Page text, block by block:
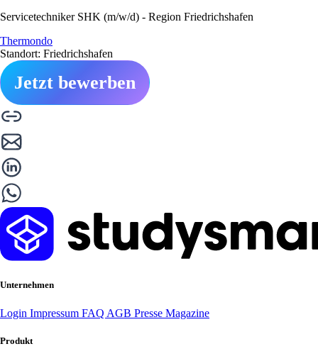
Servicetechniker SHK (m/w/d) - Region Friedrichshafen
Thermondo
Standort: Friedrichshafen
Jetzt bewerben
Unternehmen
Login Impressum FAQ AGB Presse Magazine
Produkt